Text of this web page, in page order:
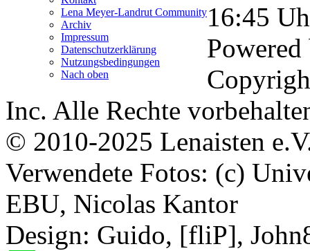
Lena Meyer-Landrut Community
Archiv
Impressum
Datenschutzerklärung
Nutzungsbedingungen
Nach oben
16:45
Inc. Alle Rechte
© 2010-2025 Lenaisten
Verwendete Fotos: (c)
EBU, Nicolas Kantor
Design: Guido, [fliP],